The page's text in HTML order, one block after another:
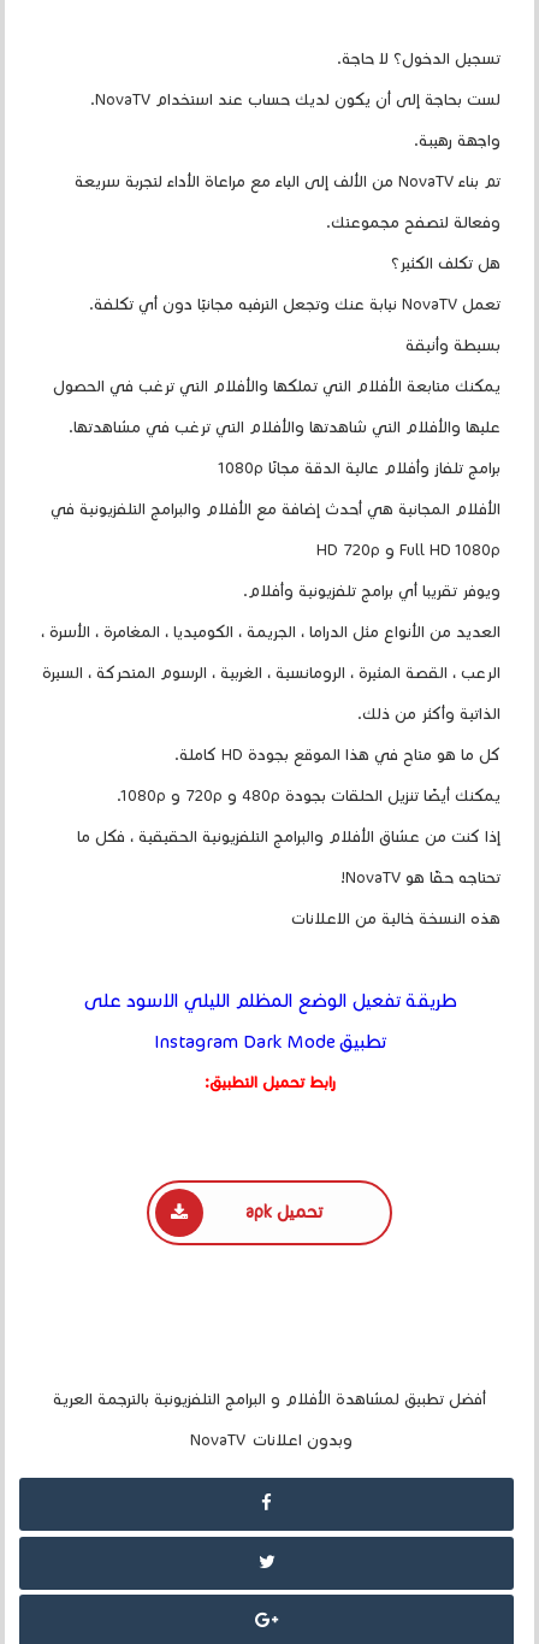
تسجيل الدخول؟ لا حاجة.
لست بحاجة إلى أن يكون لديك حساب عند استخدام NovaTV.
واجهة رهيبة.
تم بناء NovaTV من الألف إلى الياء مع مراعاة الأداء لتجربة سريعة
وفعالة لتصفح مجموعتك.
هل تكلف الكثير؟
تعمل NovaTV نيابة عنك وتجعل الترفيه مجانيًا دون أي تكلفة.
بسيطة وأنيقة
يمكنك متابعة الأفلام التي تملكها والأفلام التي ترغب في الحصول
عليها والأفلام التي شاهدتها والأفلام التي ترغب في مشاهدتها.
برامج تلفاز وأفلام عالية الدقة مجانًا 1080p
الأفلام المجانية هي أحدث إضافة مع الأفلام والبرامج التلفزيونية في
Full HD 1080p و HD 720p
ويوفر تقريبا أي برامج تلفزيونية وأفلام.
العديد من الأنواع مثل الدراما ، الجريمة ، الكوميديا ​​، المغامرة ، الأسرة ،
الرعب ، القصة المثيرة ، الرومانسية ، الغربية ، الرسوم المتحركة ، السيرة
الذاتية وأكثر من ذلك.
كل ما هو متاح في هذا الموقع بجودة HD كاملة.
يمكنك أيضًا تنزيل الحلقات بجودة 480p و 720p و 1080p.
إذا كنت من عشاق الأفلام والبرامج التلفزيونية الحقيقية ، فكل ما
تحتاجه حقًا هو NovaTV!
هذه النسخة خالية من الاعلانات
طريقة تفعيل الوضع المظلم الليلي الاسود على
تطبيق Instagram Dark Mode
رابط تحميل التطبيق:
تحميل apk
أفضل تطبيق لمشاهدة الأفلام و البرامج التلفزيونية بالترجمة العرية
وبدون اعلانات NovaTV